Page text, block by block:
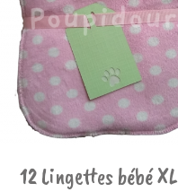
12 Lingettes bébé XL